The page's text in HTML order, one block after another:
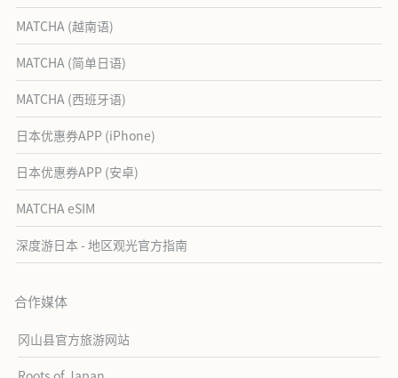
MATCHA (越南语)
MATCHA (简单日语)
MATCHA (西班牙语)
日本优惠券APP (iPhone)
日本优惠券APP (安卓)
MATCHA eSIM
深度游日本 - 地区观光官方指南
合作媒体
冈山县官方旅游网站